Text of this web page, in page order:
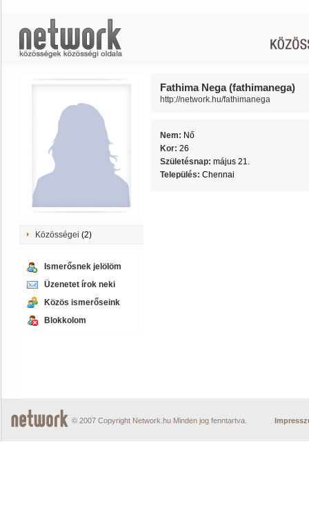
Közösségei (2)
Ismerősnek jelölöm
Üzenetet írok neki
Közös ismerőseink
Blokkolom
Fathima Nega (fathimanega)
http://network.hu/fathimanega
Nem: Nő
Kor: 26
Születésnap: május 21.
Település: Chennai
© 2007 Copyright Network.hu Minden jog fenntartva.